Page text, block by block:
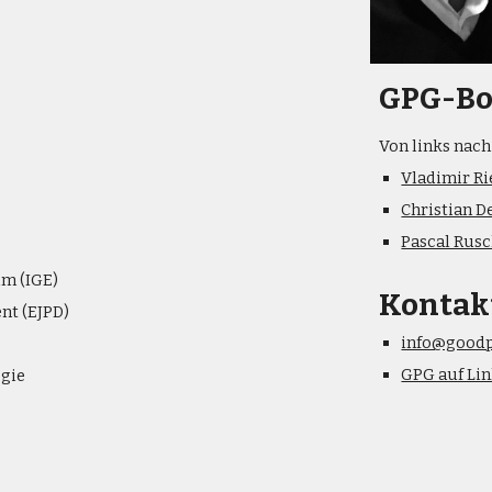
(IGE)
(EJPD)
GPG-
Von links
Vladimir
Christian
Pascal
GPG auf